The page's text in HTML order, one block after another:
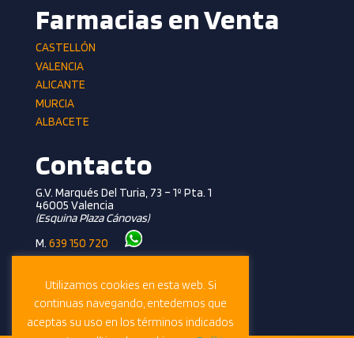
Farmacias en Venta
CASTELLÓN
VALENCIA
ALICANTE
MURCIA
ALBACETE
Contacto
G.V. Marqués Del Turia, 73 – 1º Pta. 1
46005 Valencia
(esquina Plaza Cánovas)
M. 639 150 720
info@farmalevante.com
Utilizamos cookies en esta web. Si
continuas navegando, entedemos que
aceptas su uso en los términos indicados